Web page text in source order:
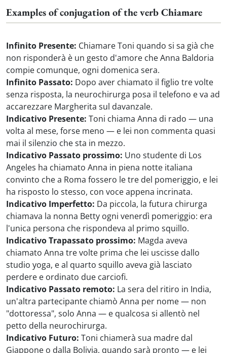
Examples of conjugation of the verb Chiamare
Infinito Presente: Chiamare Toni quando si sa già che
non risponderà è un gesto d'amore che Anna Baldoria
compie comunque, ogni domenica sera.
Infinito Passato: Dopo aver chiamato il figlio tre volte
senza risposta, la neurochirurga posa il telefono e va ad
accarezzare Margherita sul davanzale.
Indicativo Presente: Toni chiama Anna di rado — una
volta al mese, forse meno — e lei non commenta quasi
mai il silenzio che sta in mezzo.
Indicativo Passato prossimo: Uno studente di Los
Angeles ha chiamato Anna in piena notte italiana
convinto che a Roma fossero le tre del pomeriggio, e lei
ha risposto lo stesso, con voce appena incrinata.
Indicativo Imperfetto: Da piccola, la futura chirurga
chiamava la nonna Betty ogni venerdì pomeriggio: era
l'unica persona che rispondeva al primo squillo.
Indicativo Trapassato prossimo: Magda aveva
chiamato Anna tre volte prima che lei uscisse dallo
studio yoga, e al quarto squillo aveva già lasciato
perdere e ordinato due carciofi.
Indicativo Passato remoto: La sera del ritiro in India,
un'altra partecipante chiamò Anna per nome — non
"dottoressa", solo Anna — e qualcosa si allentò nel
petto della neurochirurga.
Indicativo Futuro: Toni chiamerà sua madre dal
Giappone o dalla Bolivia, quando sarà pronto — e lei